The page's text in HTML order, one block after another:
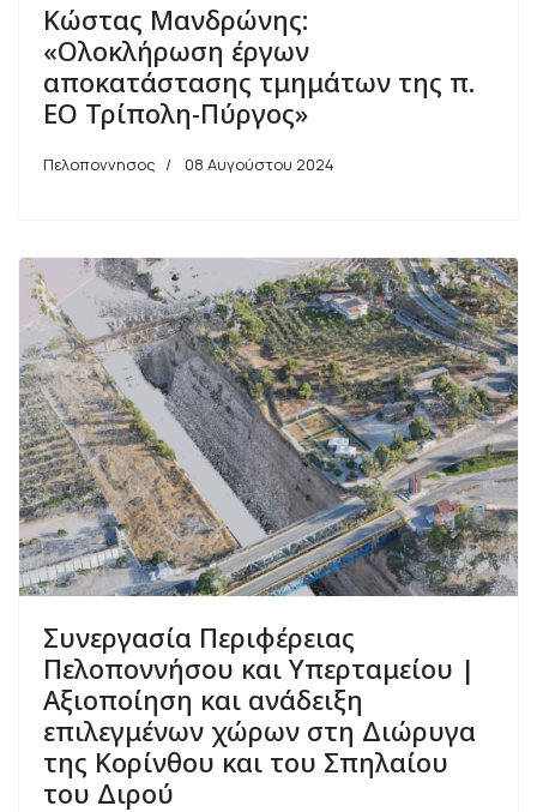
Κώστας Μανδρώνης:
«Ολοκλήρωση έργων
αποκατάστασης τμημάτων της π.
ΕΟ Τρίπολη-Πύργος»
Πελοποννησος 08 Αυγούστου 2024
Συνεργασία Περιφέρειας
Πελοποννήσου και Υπερταμείου |
Αξιοποίηση και ανάδειξη
επιλεγμένων χώρων στη Διώρυγα
της Κορίνθου και του Σπηλαίου
του Διρού